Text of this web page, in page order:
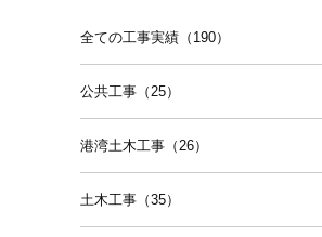
全ての工事実績（190）
公共工事（25）
港湾土木工事（26）
土木工事（35）